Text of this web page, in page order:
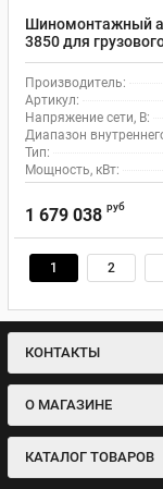
Шиномонтажный
3850 для
Производитель:
Артикул:
Напряжение сети, В:
Диапазон
Тип:
Мощность, кВт:
1 679 038 руб
1 2
КОНТАКТЫ
О МАГАЗИНЕ
КАТАЛОГ ТОВАРОВ